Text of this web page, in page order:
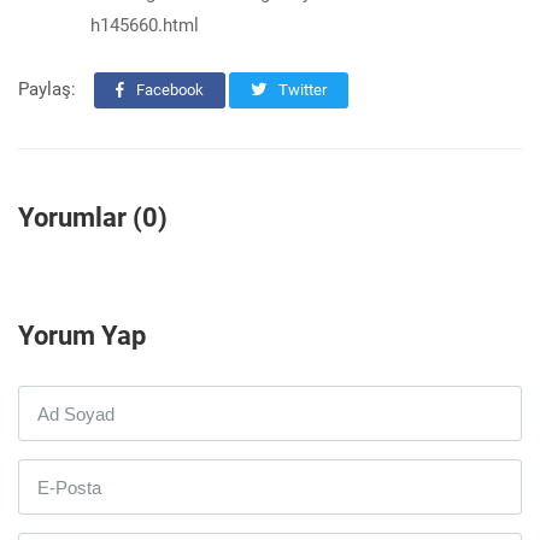
h145660.html
Paylaş: Facebook Twitter
Yorumlar (0)
Yorum Yap